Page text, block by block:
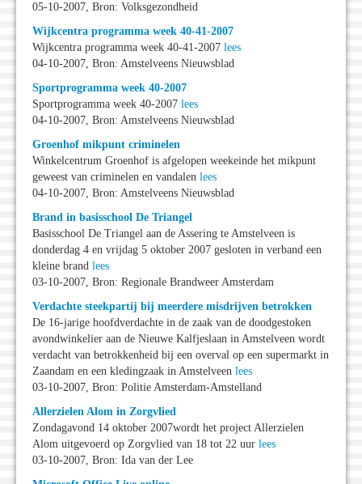
05-10-2007, Bron: Volksgezondheid
Wijkcentra programma week 40-41-2007
Wijkcentra programma week 40-41-2007 lees
04-10-2007, Bron: Amstelveens Nieuwsblad
Sportprogramma week 40-2007
Sportprogramma week 40-2007 lees
04-10-2007, Bron: Amstelveens Nieuwsblad
Groenhof mikpunt criminelen
Winkelcentrum Groenhof is afgelopen weekeinde het mikpunt
geweest van criminelen en vandalen lees
04-10-2007, Bron: Amstelveens Nieuwsblad
Brand in basisschool De Triangel
Basisschool De Triangel aan de Assering te Amstelveen is
donderdag 4 en vrijdag 5 oktober 2007 gesloten in verband een
kleine brand lees
03-10-2007, Bron: Regionale Brandweer Amsterdam
Verdachte steekpartij bij meerdere misdrijven betrokken
De 16-jarige hoofdverdachte in de zaak van de doodgestoken
avondwinkelier aan de Nieuwe Kalfjeslaan in Amstelveen wordt
verdacht van betrokkenheid bij een overval op een supermarkt in
Zaandam en een kledingzaak in Amstelveen lees
03-10-2007, Bron: Politie Amsterdam-Amstelland
Allerzielen Alom in Zorgvlied
Zondagavond 14 oktober 2007wordt het project Allerzielen
Alom uitgevoerd op Zorgvlied van 18 tot 22 uur lees
03-10-2007, Bron: Ida van der Lee